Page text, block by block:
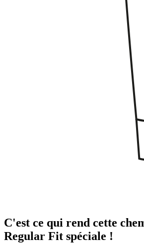
C'est ce qui rend cette
Regular Fit spéciale !